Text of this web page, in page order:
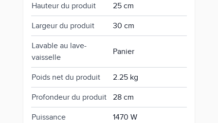
Hauteur du produit 25 cm
Largeur du produit 30 cm
Lavable au lave-
vaisselle
Panier
Poids net du produit 2.25 kg
Profondeur du produit 28 cm
Puissance 1470 W